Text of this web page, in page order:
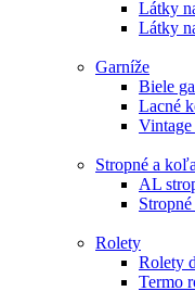
Látky
Látky
Garníže
Biele
Lacné
Vintage
Stropné a
AL
Rolety
Rolety
Termo